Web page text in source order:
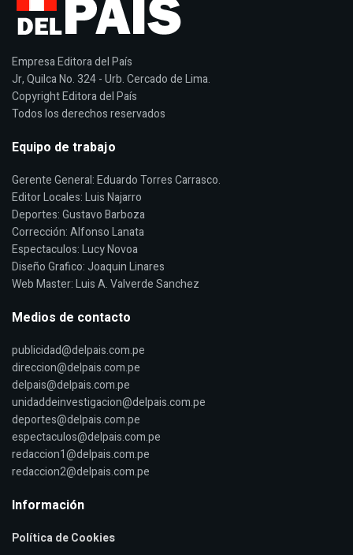
Empresa Editora del País
Jr, Quilca No. 324 - Urb. Cercado de Lima.
Copyright Editora del País
Todos los derechos reservados
Equipo de trabajo
Gerente General: Eduardo Torres Carrasco.
Editor Locales: Luis Najarro
Deportes: Gustavo Barboza
Corrección: Alfonso Lanata
Espectaculos: Lucy Novoa
Diseño Grafico: Joaquin Linares
Web Master: Luis A. Valverde Sanchez
Medios de contacto
publicidad@delpais.com.pe
direccion@delpais.com.pe
delpais@delpais.com.pe
unidaddeinvestigacion@delpais.com.pe
deportes@delpais.com.pe
espectaculos@delpais.com.pe
redaccion1@delpais.com.pe
redaccion2@delpais.com.pe
Información
Política de Cookies